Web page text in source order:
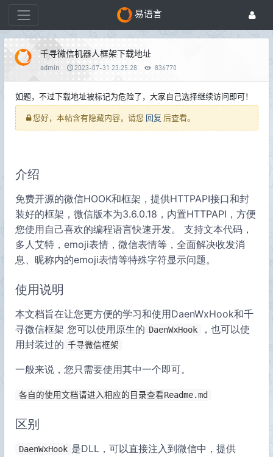
易语言
千寻微信机器人框架下载地址
admin 2023-07-31 23:25:28 836770
如题，不过下载地址被标记为危险了，大家自己选择继续访问即可！
您好，本帖含有隐藏内容，请您 回复 后查看。
介绍
免费开源的微信HOOK和框架，提供HTTPAPI接口和封
装好的框架，微信版本为3.6.0.18，内置HTTPAPI，方便
您使用自己喜欢的编程语言快速开发。 支持文本代码，
多人艾特，emoji表情，微信表情等，全面解决收发消
息、昵称内的emoji表情等特殊字符显示问题。
使用说明
本文档旨在让您更方便的学习和使用DaenWxHook和千
寻微信框架 您可以使用原生的 DaenWxHook
，也可以使
用封装过的 千寻微信框架
一般来说，您只需要使用其中一个即可。
各自的使用文档请进入相应的目录查看Readme.md
区别
DaenWxHook 是DLL，可以直接注入到微信中，提供